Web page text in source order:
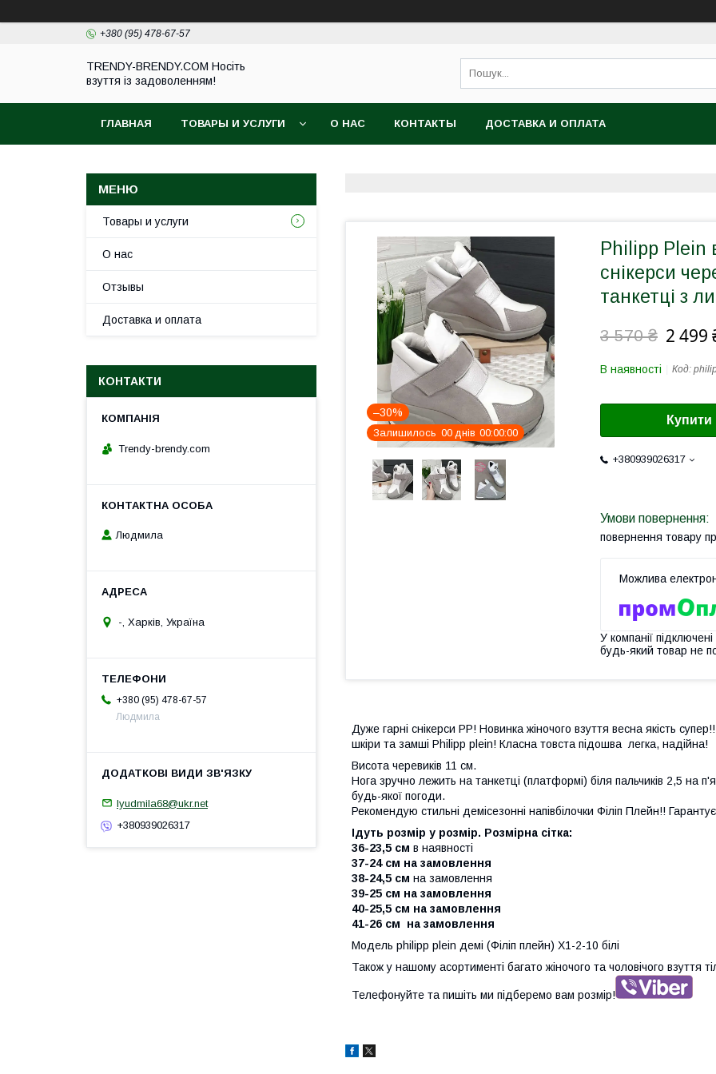
+380 (95) 478-67-57
TRENDY-BRENDY.COM Носіть
взуття із задоволенням!
ГЛАВНАЯ ТОВАРЫ И УСЛУГИ О НАС КОНТАКТЫ ДОСТАВКА И ОПЛАТА
–30%
Залишилось 00 днів 00 00 00
Philipp Plein
снікерси
танкетці з
3 570 ₴ 2 499
В наявності Код:
Купити
+380939026317
повернення товару
У компанії
будь-який товар не
Дуже гарні снікерси PP! Новинка жіночого взуття весна якість
шкіри та замші Philipp plein! Класна товста підошва легка, надійна!
Висота черевиків 11 см.
Нога зручно лежить на танкетці (платформі) біля пальчиків 2,5 на
будь-якої погоди.
Рекомендую стильні демісезонні напівбілочки Філіп Плейн!!
Ідуть розмір у розмір. Розмірна сітка:
36-23,5 см в наявності
37-24 см на замовлення
38-24,5 см на замовлення
39-25 см на замовлення
40-25,5 см на замовлення
41-26 см на замовлення
Модель philipp plein демі (Філіп плейн) X1-2-10 білі
Також у нашому асортименті багато жіночого та чоловічого взуття
Телефонуйте та пишіть ми підберемо вам розмір!
Товары и услуги
О нас
Отзывы
Доставка и оплата
КОНТАКТИ
Trendy-brendy.com
Людмила
-, Харків, Україна
+380 (95) 478-67-57
Людмила
lyudmila68@ukr.net
+380939026317